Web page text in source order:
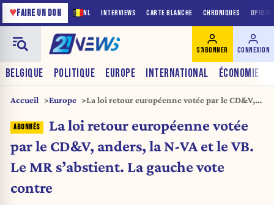
NL INTERVIEWS CARTE BLANCHE CHRONIQUES
♥FAIRE UN DON
BELGIQUE POLITIQUE EUROPE INTERNATIONAL ÉCONOMIE
S'ABONNER CONNEXION
Accueil Europe
La loi retour européenne votée par le CD&V,
gauche vote contre
La loi retour européenne votée
par le CD&V, anders, la N-VA et le VB.
Le MR s’abstient. La gauche vote
contre